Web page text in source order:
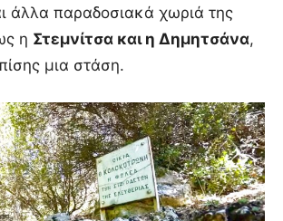
άλλα παραδοσιακά χωριά της
η Στεμνίτσα και η Δημητσάνα,
μια στάση.